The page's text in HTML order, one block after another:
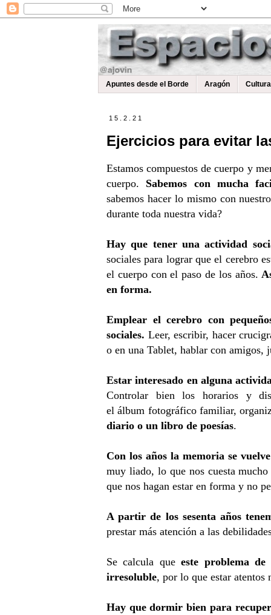
Apuntes desde el Borde Aragón
15.2.21
Ejercicios para evitar
Estamos compuestos de cuerpo y
cuerpo. Sabemos con mucha
sabemos hacer lo mismo con
durante toda nuestra vida?
Hay que tener una actividad
sociales para lograr que el cerebro
el cuerpo con el paso de los años.
en forma.
Emplear el cerebro con
sociales. Leer, escribir, hacer
o en una Tablet, hablar con amigos,
Estar interesado en alguna
Controlar bien los horarios y
el álbum fotográfico familiar,
diario o un libro de poesías.
Con los años la memoria se
muy liado, lo que nos cuesta mucho
que nos hagan estar en forma y no
A partir de los sesenta años
prestar más atención a las
Se calcula queeste problema
irresoluble, por lo que estar atentos
Hay que dormir bien para